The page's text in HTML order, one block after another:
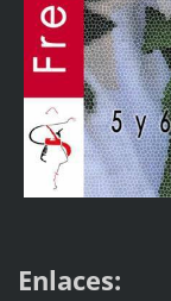
Enlaces: